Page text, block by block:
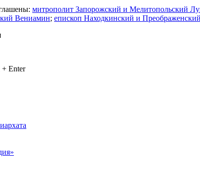
митрополит Запорожский и Мелитопольский
Вениамин; епископ Находкинский и
+ Enter